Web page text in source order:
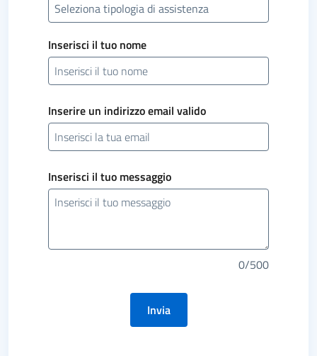
Inserisci il tuo nome
Inserire un indirizzo email valido
Inserisci il tuo messaggio
0/500
Invia